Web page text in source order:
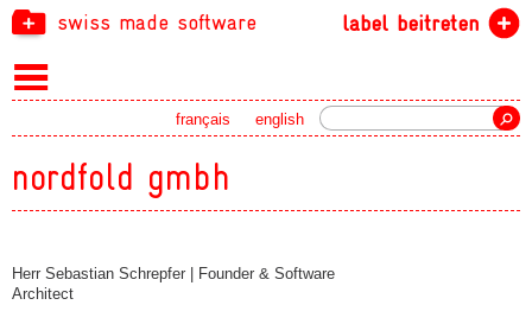
swiss made software label beitreten
english
français
nordfold gmbh
Herr Sebastian Schrepfer | Founder & Software
Architect